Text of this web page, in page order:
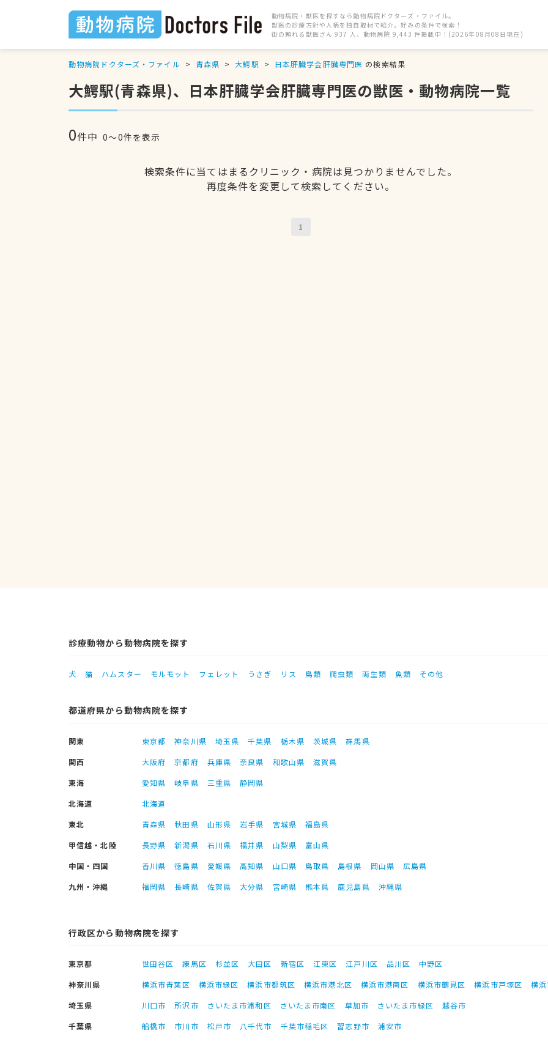
動物病院・獣医を探すなら動物病院ドクターズ・ファイル。
獣医の診療方針や人柄を独自取材で紹介。好みの条件で検索！
街の頼れる獣医さん 937 人、動物病院 9,443 件掲載中！(2026年08月08日現在)
動物病院ドクターズ・ファイル 青森県 大鰐駅 日本肝臓学会肝臓専門医 の検索結果
大鰐駅(青森県)、日本肝臓学会肝臓専門医の獣医・動物病院一覧
0件中 0〜0件を表示
検索条件に当てはまるクリニック・病院は見つかりませんでした。
再度条件を変更して検索してください。
1
診療動物から動物病院を探す
犬 猫 ハムスター モルモット フェレット うさぎ リス 鳥類 爬虫類 両生類 魚類 その他
都道府県から動物病院を探す
関東 東京都 神奈川県 埼玉県 千葉県 栃木県 茨城県
群馬県
関西
大阪府 京都府 兵庫県 奈良県 和歌山県
滋賀県
東海
愛知県 岐阜県 三重県
静岡県
北海道
北海道
東北
青森県 秋田県 山形県 岩手県 宮城県
福島県
甲信越・北陸
長野県 新潟県 石川県 福井県 山梨県
富山県
中国・四国
香川県 徳島県 愛媛県 高知県 山口県 鳥取県 島根県 岡山県
広島県
九州・沖縄
福岡県 長崎県 佐賀県 大分県 宮崎県 熊本県 鹿児島県 沖縄県
行政区から動物病院を探す
東京都 世田谷区 練馬区 杉並区 大田区 新宿区 江東区 江戸川区 品川区
中野区
神奈川県
横浜市青葉区 横浜市緑区 横浜市都筑区 横浜市港北区 横浜市港南区 横浜市鶴見区 横浜市戸塚区
横
埼玉県
川口市 所沢市 さいたま市浦和区 さいたま市南区 草加市 さいたま市緑区
越谷市
千葉県
船橋市 市川市 松戸市 八千代市 千葉市稲毛区 習志野市 浦安市